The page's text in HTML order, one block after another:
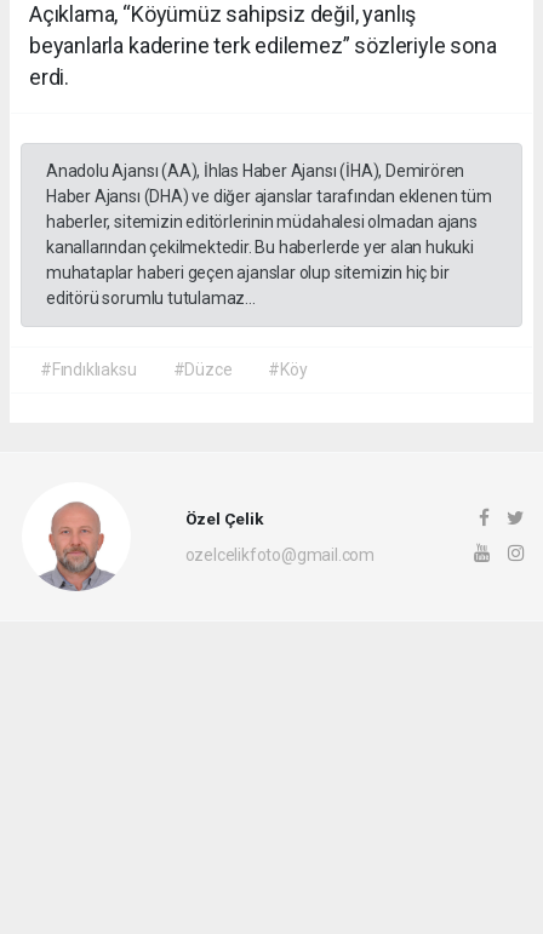
Açıklama, “Köyümüz sahipsiz değil, yanlış
beyanlarla kaderine terk edilemez” sözleriyle sona
erdi.
Anadolu Ajansı (AA), İhlas Haber Ajansı (İHA), Demirören
Haber Ajansı (DHA) ve diğer ajanslar tarafından eklenen tüm
haberler, sitemizin editörlerinin müdahalesi olmadan ajans
kanallarından çekilmektedir. Bu haberlerde yer alan hukuki
muhataplar haberi geçen ajanslar olup sitemizin hiç bir
editörü sorumlu tutulamaz...
#Fındıklıaksu #Düzce #Köy
Özel Çelik
ozelcelikfoto@gmail.com